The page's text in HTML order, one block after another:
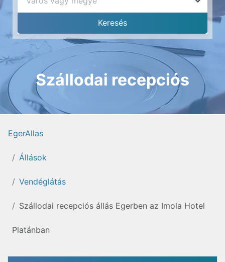
Szállodai recepciós
EgerAllas
Állások
Vendéglátás
Szállodai recepciós állás Egerben az Imola Hotel
Platánban